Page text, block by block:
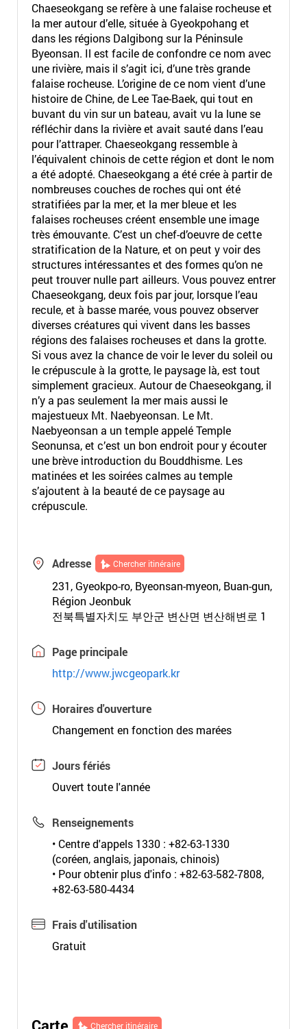
Chaeseokgang se refère à une falaise rocheuse et
la mer autour d’elle, située à Gyeokpohang et
dans les régions Dalgibong sur la Péninsule
Byeonsan. Il est facile de confondre ce nom avec
une rivière, mais il s’agit ici, d’une très grande
falaise rocheuse. L’origine de ce nom vient d’une
histoire de Chine, de Lee Tae-Baek, qui tout en
buvant du vin sur un bateau, avait vu la lune se
réfléchir dans la rivière et avait sauté dans l’eau
pour l’attraper. Chaeseokgang ressemble à
l’équivalent chinois de cette région et dont le nom
a été adopté. Chaeseokgang a été crée à partir de
nombreuses couches de roches qui ont été
stratifiées par la mer, et la mer bleue et les
falaises rocheuses créent ensemble une image
très émouvante. C’est un chef-d’oeuvre de cette
stratification de la Nature, et on peut y voir des
structures intéressantes et des formes qu’on ne
peut trouver nulle part ailleurs. Vous pouvez entrer
Chaeseokgang, deux fois par jour, lorsque l’eau
recule, et à basse marée, vous pouvez observer
diverses créatures qui vivent dans les basses
régions des falaises rocheuses et dans la grotte.
Si vous avez la chance de voir le lever du soleil ou
le crépuscule à la grotte, le paysage là, est tout
simplement gracieux. Autour de Chaeseokgang, il
n’y a pas seulement la mer mais aussi le
majestueux Mt. Naebyeonsan. Le Mt.
Naebyeonsan a un temple appelé Temple
Seonunsa, et c’est un bon endroit pour y écouter
une brève introduction du Bouddhisme. Les
matinées et les soirées calmes au temple
s’ajoutent à la beauté de ce paysage au
crépuscule.
Adresse Chercher itinéraire
231, Gyeokpo-ro, Byeonsan-myeon, Buan-gun,
Région Jeonbuk
전북특별자치도 부안군 변산면 변산해변로 1
Page principale
http://www.jwcgeopark.kr
Horaires d'ouverture
Changement en fonction des marées
Jours fériés
Ouvert toute l'année
Renseignements
• Centre d'appels 1330 : +82-63-1330
(coréen, anglais, japonais, chinois)
• Pour obtenir plus d'info : +82-63-582-7808,
+82-63-580-4434
Frais d'utilisation
Gratuit
Chercher itinéraire